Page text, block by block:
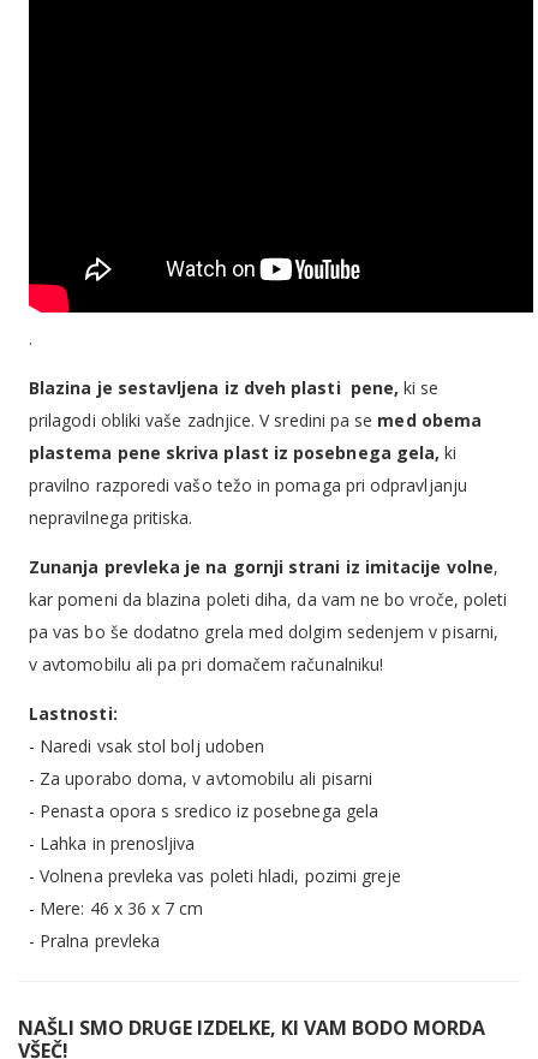
.
Blazina je sestavljena iz dveh plasti pene, ki se
prilagodi obliki vaše zadnjice. V sredini pa se med obema
plastema pene skriva plast iz posebnega gela, ki
pravilno razporedi vašo težo in pomaga pri odpravljanju
nepravilnega pritiska.
Zunanja prevleka je na gornji strani iz imitacije volne,
kar pomeni da blazina poleti diha, da vam ne bo vroče, poleti
pa vas bo še dodatno grela med dolgim sedenjem v pisarni,
v avtomobilu ali pa pri domačem računalniku!
Lastnosti:
- Naredi vsak stol bolj udoben
- Za uporabo doma, v avtomobilu ali pisarni
- Penasta opora s sredico iz posebnega gela
- Lahka in prenosljiva
- Volnena prevleka vas poleti hladi, pozimi greje
- Mere: 46 x 36 x 7 cm
- Pralna prevleka
NAŠLI SMO DRUGE IZDELKE, KI VAM BODO MORDA
VŠEČ!